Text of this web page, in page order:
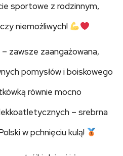
sportowe z rodzinnym,
niemożliwych!
zawsze zaangażowana,
pomysłów i boiskowego
równie mocno
– srebrna
w pchnięciu kulą!